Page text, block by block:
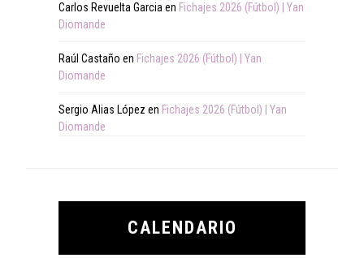
Carlos Revuelta Garcia en Fichajes 2026 (Fútbol) | Yan
Diomande
Raúl Castaño en Fichajes 2026 (Fútbol) | Yan
Diomande
Sergio Alias López en Fichajes 2026 (Fútbol) | Yan
Diomande
CALENDARIO